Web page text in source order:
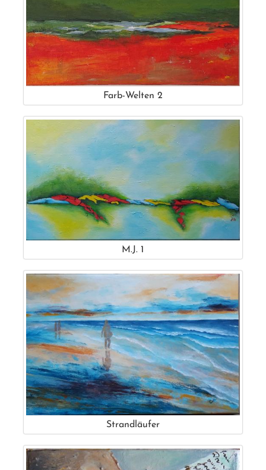
Farb-Welten 2
M.J. 1
Strandläufer